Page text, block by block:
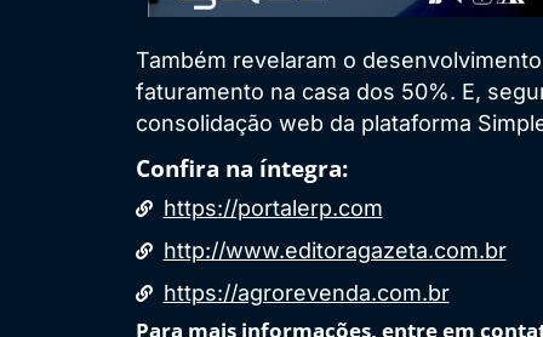
Também revelaram o
faturamento na casa dos 50%. E,
consolidação web da plataforma
Confira na íntegra:
https://portalerp.com
http://www.editoragazeta.com.br
https://agrorevenda.com.br
Para mais informações, entre em